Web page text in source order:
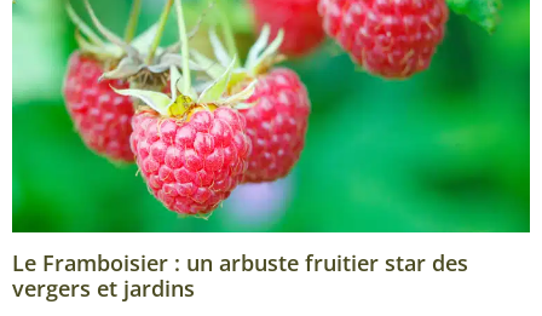
Le Framboisier : un arbuste fruitier star des
vergers et jardins